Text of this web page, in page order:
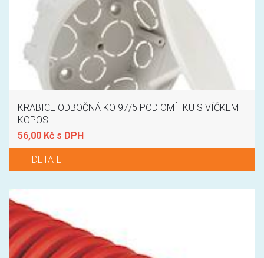
KRABICE ODBOČNÁ KO 97/5 POD OMÍTKU S VÍČKEM
KOPOS
56,00 Kč s DPH
DETAIL